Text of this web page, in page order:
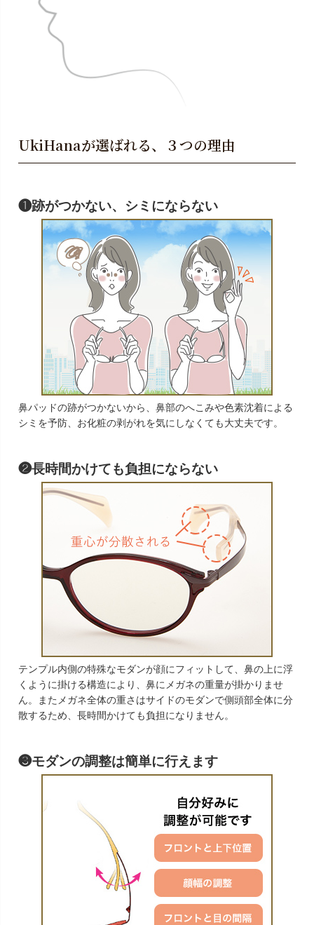
UkiHanaが選ばれる、３つの理由
❶跡がつかない、シミにならない
鼻パッドの跡がつかないから、鼻部のへこみや色素沈着による
シミを予防、お化粧の剥がれを気にしなくても大丈夫です。
❷長時間かけても負担にならない
テンプル内側の特殊なモダンが顔にフィットして、鼻の上に浮
くように掛ける構造により、鼻にメガネの重量が掛かりませ
ん。またメガネ全体の重さはサイドのモダンで側頭部全体に分
散するため、長時間かけても負担になりません。
❸モダンの調整は簡単に行えます